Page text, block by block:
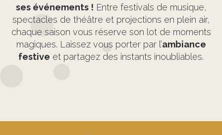
ses événements ! Entre festivals de musique,
spectacles de théâtre et projections en plein air,
chaque saison vous réserve son lot de moments
magiques. Laissez vous porter par l’ambiance
festive et partagez des instants inoubliables.